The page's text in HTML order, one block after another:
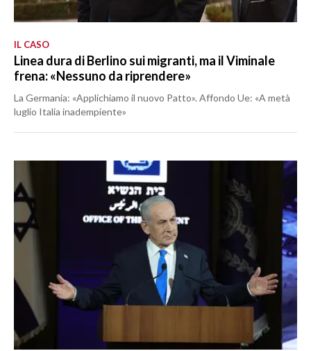
IL CASO
Linea dura di Berlino sui migranti, ma il Viminale
frena: «Nessuno da riprendere»
La Germania: «Applichiamo il nuovo Patto». Affondo Ue: «A metà
luglio Italia inadempiente»